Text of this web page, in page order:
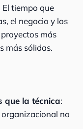
tiempo que
el negocio y los
más
más sólidas.
que la técnica:
no